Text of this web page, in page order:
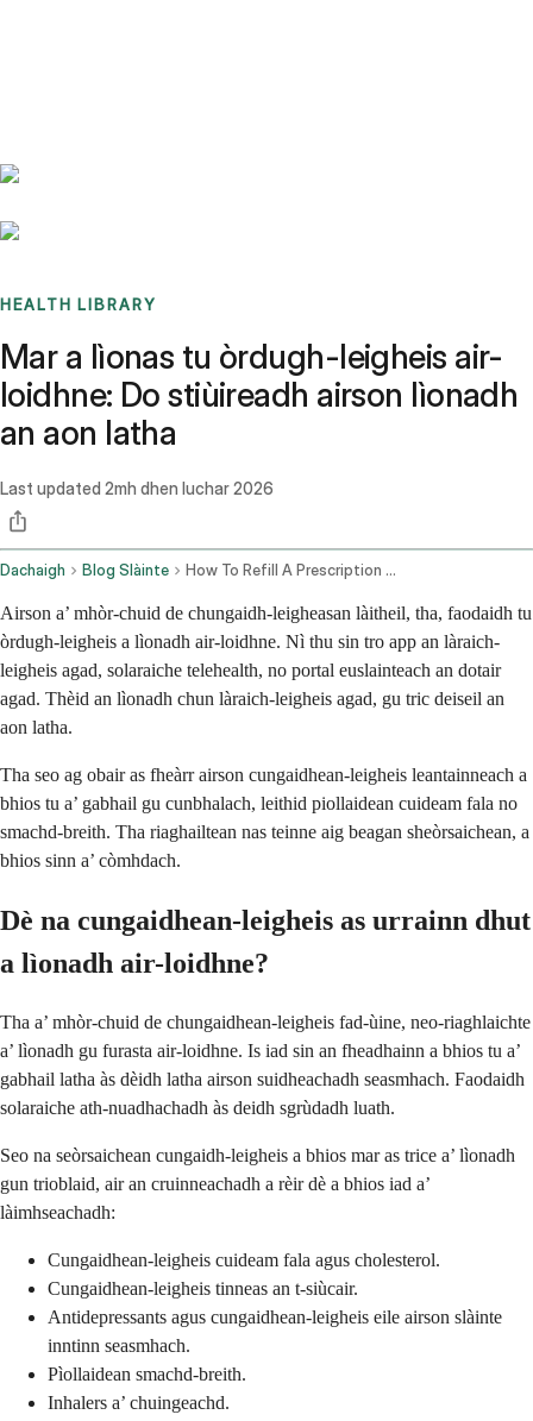
HEALTH LIBRARY
Mar a lìonas tu òrdugh-leigheis air-
loidhne: Do stiùireadh airson lìonadh
an aon latha
Last updated 2mh dhen Iuchar 2026
Dachaigh Blog Slàinte How To Refill A Prescription Online Your Step By Step Guide To Same Day Refills
Airson a’ mhòr-chuid de chungaidh-leigheasan làitheil, tha, faodaidh tu
òrdugh-leigheis a lìonadh air-loidhne. Nì thu sin tro app an làraich-
leigheis agad, solaraiche telehealth, no portal euslainteach an dotair
agad. Thèid an lìonadh chun làraich-leigheis agad, gu tric deiseil an
aon latha.
Tha seo ag obair as fheàrr airson cungaidhean-leigheis leantainneach a
bhios tu a’ gabhail gu cunbhalach, leithid piollaidean cuideam fala no
smachd-breith. Tha riaghailtean nas teinne aig beagan sheòrsaichean, a
bhios sinn a’ còmhdach.
Dè na cungaidhean-leigheis as urrainn dhut
a lìonadh air-loidhne?
Tha a’ mhòr-chuid de chungaidhean-leigheis fad-ùine, neo-riaghlaichte
a’ lìonadh gu furasta air-loidhne. Is iad sin an fheadhainn a bhios tu a’
gabhail latha às dèidh latha airson suidheachadh seasmhach. Faodaidh
solaraiche ath-nuadhachadh às deidh sgrùdadh luath.
Seo na seòrsaichean cungaidh-leigheis a bhios mar as trice a’ lìonadh
gun trioblaid, air an cruinneachadh a rèir dè a bhios iad a’
làimhseachadh:
Cungaidhean-leigheis cuideam fala agus cholesterol.
Cungaidhean-leigheis tinneas an t-siùcair.
Antidepressants agus cungaidhean-leigheis eile airson slàinte
inntinn seasmhach.
Pìollaidean smachd-breith.
Inhalers a’ chuingeachd.